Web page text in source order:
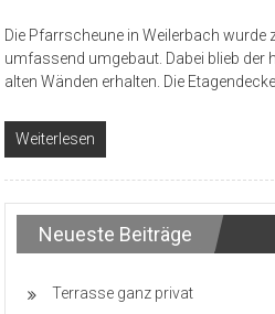
Die Pfarrscheune in Weilerbach wurde
umfassend umgebaut. Dabei blieb der
alten Wänden erhalten. Die
Weiterlesen
Neueste Beiträge
Terrasse ganz privat